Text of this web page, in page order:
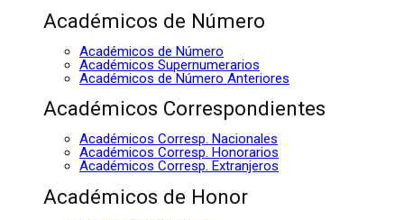
Académicos de Número
Académicos de Número
Académicos Supernumerarios
Académicos de Número Anteriores
Académicos Correspondientes
Académicos Corresp. Nacionales
Académicos Corresp. Honorarios
Académicos Corresp. Extranjeros
Académicos de Honor